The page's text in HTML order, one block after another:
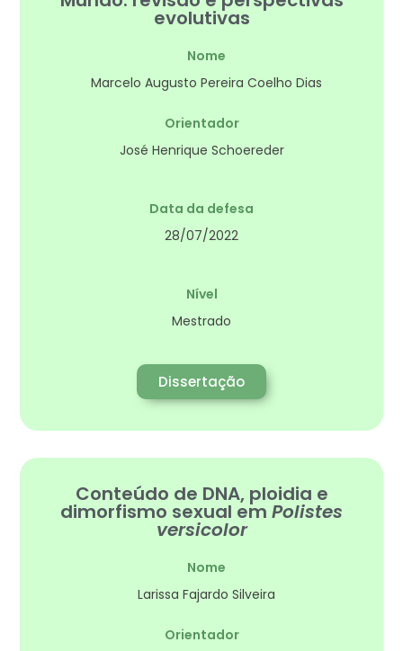
evolutivas
Nome
Marcelo Augusto Pereira Coelho Dias
Orientador
José Henrique Schoereder
Data da defesa
28/07/2022
Nível
Mestrado
Dissertação
Conteúdo de DNA, ploidia e
dimorfismo sexual em Polistes
versicolor
Nome
Larissa Fajardo Silveira
Orientador